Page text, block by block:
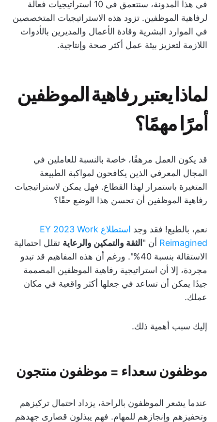
في هذا المدونة، سنتعمق في 10 استراتيجيات فعالة
لرفاهية الموظفين. تزود هذه الاستراتيجيات المتخصصين
في الموارد البشرية وقادة الأعمال والمديرين بالأدوات
اللازمة لتعزيز بيئة عمل أكثر صحة وإنتاجية.
لماذا يعتبر رفاهية الموظفين
أمرًا مهمًا؟
قد يكون العمل مرهقًا، خاصة بالنسبة للعاملين في
المجال المعرفي الذين يكافحون لمواكبة الطبيعة
المتغيرة باستمرار لهذا القطاع. فهل يمكن لاستراتيجيات
رفاهية الموظفين أن تحسن هذا الوضع حقًا؟
نعم، بالطبع! فقد وجد
استطلاع EY 2023 Work
Reimagined أن " الثقة والتمكين والرعاية تقلل احتمالية
الاستقالة بنسبة 40%". ورغم أن هذه المفاهيم قد تبدو
مجردة، إلا أن استراتيجية رفاهية الموظفين المصممة
جيدًا يمكن أن تساعد في جعلها أكثر واقعية في مكان
عملك.
إليك سبب أهمية ذلك.
موظفون سعداء = موظفون منتجون
عندما يشعر الموظفون بالراحة، يزداد احتمال تركيزهم
وتحفيزهم وإنجازهم للمهام. فهم يبذلون قصارى جهدهم